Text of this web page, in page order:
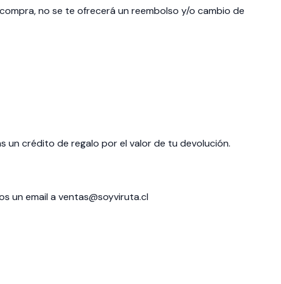
no se te ofrecerá un reembolso y/o cambio de
un crédito de regalo por el valor de tu devolución.
un email a ventas@soyviruta.cl